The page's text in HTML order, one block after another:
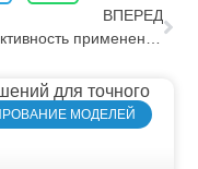
ВПЕРЕД
МОДЕЛЕЙ